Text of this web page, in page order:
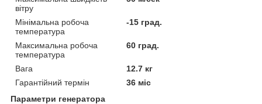
вітру
Мінімальна робоча
температура
-15 град.
Максимальна робоча
температура
60 град.
Вага
12.7 кг
Гарантійний термін
36 міс
Параметри генератора